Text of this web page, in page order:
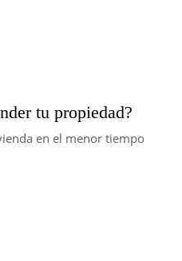
tu propiedad?
en el menor tiempo